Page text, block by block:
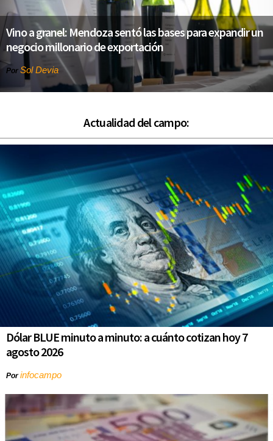
Vino a granel: Mendoza sentó las bases para expandir un
negocio millonario de exportación
Por Sol Devia
Actualidad del campo:
Dólar BLUE minuto a minuto: a cuánto cotizan hoy 7
agosto 2026
Porinfocampo